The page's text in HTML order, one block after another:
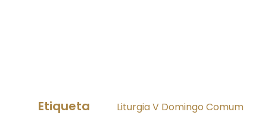
Etiqueta Liturgia V Domingo Comum